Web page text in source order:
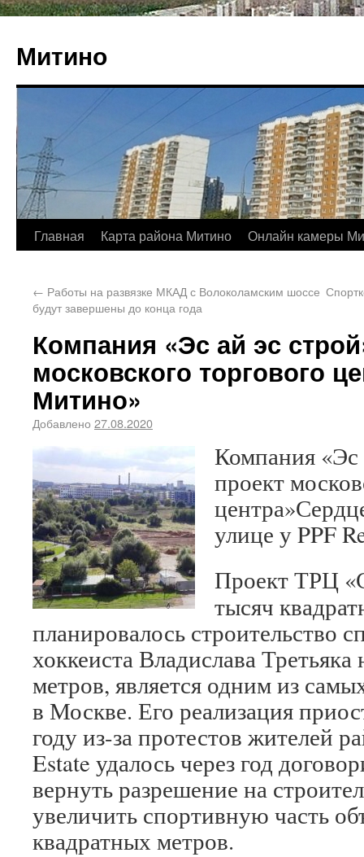
Митино
Главная Карта района Митино Онлайн камеры
← Работы на развязке МКАД с Волоколамским шоссе
будут завершены до конца года
Компания «Эс ай эс
московского торгового
Митино»
Добавлено 27.08.2020
Компания «Эс
проект
улице у PPF
Проект ТРЦ
тысяч
планировалось строительство
хоккеиста Владислава
метров, является одним из
в Москве. Его реализация
году из-за протестов жителей
Estate удалось через год
вернуть разрешение на
увеличить спортивную часть
квадратных метров.